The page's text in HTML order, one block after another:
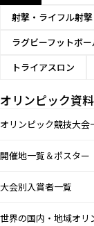
射撃・ライフル射撃
ラグビーフットボ
トライアスロン
オリンピック資
オリンピック競技大会
開催地一覧＆ポスター
大会別入賞者一覧
世界の国内・地域オリ